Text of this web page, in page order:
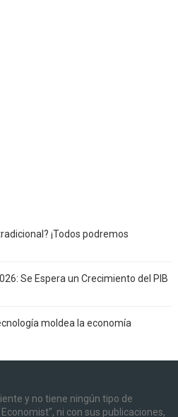
¡Todos podremos
Se Espera un Crecimiento del PIB
moldea la economía
y no tiene ningún tipo de
ni con sus publicaciones,